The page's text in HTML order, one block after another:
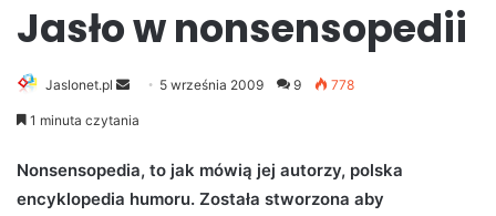
Jasło w nonsensopedii
Jaslonet.pl
e
d
a
5 września 2009 9 778
1 minuta czytania
Nonsensopedia, to jak mówią jej autorzy, polska
encyklopedia humoru. Została stworzona aby